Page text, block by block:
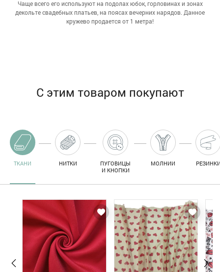
Чаще всего его используют на подолах юбок, горловинах и зонах
декольте свадебных платьев, на поясах вечерних нарядов. Данное
кружево продается от 1 метра!
С этим товаром покупают
ТКАНИ НИТКИ
ПУГОВИЦЫ
И КНОПКИ
МОЛНИИ